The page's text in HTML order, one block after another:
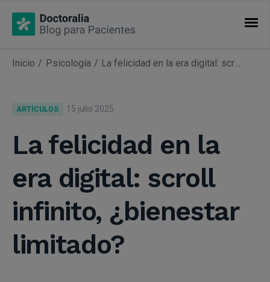
CATEGORÍAS
Especialidades
Inicio Psicología La felicidad en la era digital: scroll infinito, ¿bienestar limitado?
ARTÍCULOS 15 julio 2025
La felicidad en la
era digital: scroll
infinito, ¿bienestar
limitado?